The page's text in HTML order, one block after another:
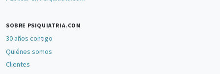
SOBRE PSIQUIATRIA.COM
30 años contigo
Quiénes somos
Clientes